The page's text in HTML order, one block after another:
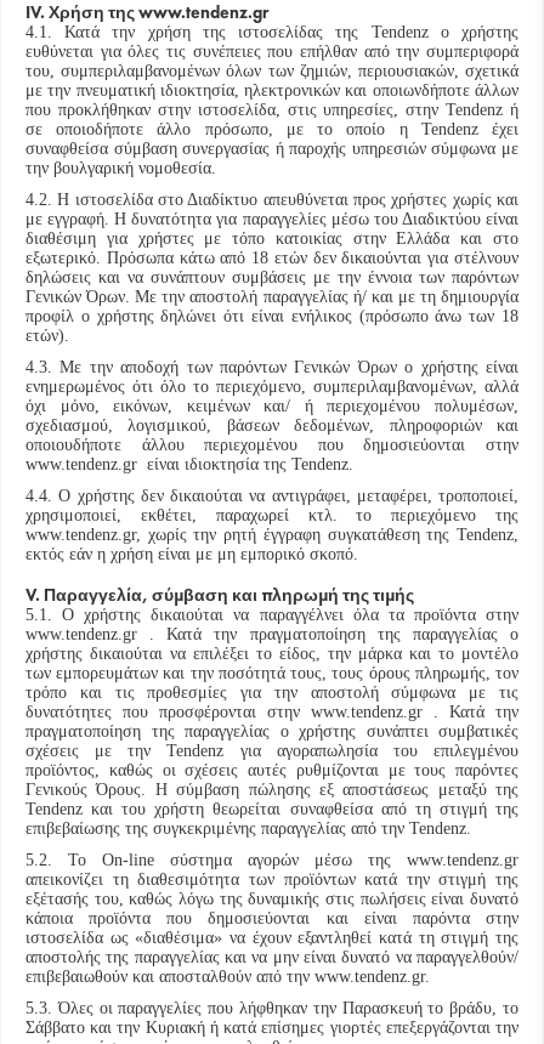
ІV. Χρήση της www.tendenz.gr
4.1. Κατά την χρήση της ιστοσελίδας της Tendenz ο χρήστης
ευθύνεται για όλες τις συνέπειες που επήλθαν από την συμπεριφορά
του, συμπεριλαμβανομένων όλων των ζημιών, περιουσιακών, σχετικά
με την πνευματική ιδιοκτησία, ηλεκτρονικών και οποιωνδήποτε άλλων
που προκλήθηκαν στην ιστοσελίδα, στις υπηρεσίες, στην Tendenz ή
σε οποιοδήποτε άλλο πρόσωπο, με το οποίο η Tendenz έχει
συναφθείσα σύμβαση συνεργασίας ή παροχής υπηρεσιών σύμφωνα με
την βουλγαρική νομοθεσία.
4.2. Η ιστοσελίδα στο Διαδίκτυο απευθύνεται προς χρήστες χωρίς και
με εγγραφή. Η δυνατότητα για παραγγελίες μέσω του Διαδικτύου είναι
διαθέσιμη για χρήστες με τόπο κατοικίας στην Ελλάδα και στο
εξωτερικό. Πρόσωπα κάτω από 18 ετών δεν δικαιούνται για στέλνουν
δηλώσεις και να συνάπτουν συμβάσεις με την έννοια των παρόντων
Γενικών Όρων. Με την αποστολή παραγγελίας ή/ και με τη δημιουργία
προφίλ ο χρήστης δηλώνει ότι είναι ενήλικος (πρόσωπο άνω των 18
ετών).
4.3. Με την αποδοχή των παρόντων Γενικών Όρων ο χρήστης είναι
ενημερωμένος ότι όλο το περιεχόμενο, συμπεριλαμβανομένων, αλλά
όχι μόνο, εικόνων, κειμένων και/ ή περιεχομένου πολυμέσων,
σχεδιασμού, λογισμικού, βάσεων δεδομένων, πληροφοριών και
οποιουδήποτε άλλου περιεχομένου που δημοσιεύονται στην
www.tendenz.gr είναι ιδιοκτησία της Tendenz.
4.4. Ο χρήστης δεν δικαιούται να αντιγράφει, μεταφέρει, τροποποιεί,
χρησιμοποιεί, εκθέτει, παραχωρεί κτλ. το περιεχόμενο της
www.tendenz.gr, χωρίς την ρητή έγγραφη συγκατάθεση της Tendenz,
εκτός εάν η χρήση είναι με μη εμπορικό σκοπό.
V. Παραγγελία, σύμβαση και πληρωμή της τιμής
5.1. Ο χρήστης δικαιούται να παραγγέλνει όλα τα προϊόντα στην
www.tendenz.gr . Κατά την πραγματοποίηση της παραγγελίας ο
χρήστης δικαιούται να επιλέξει το είδος, την μάρκα και το μοντέλο
των εμπορευμάτων και την ποσότητά τους, τους όρους πληρωμής, τον
τρόπο και τις προθεσμίες για την αποστολή σύμφωνα με τις
δυνατότητες που προσφέρονται στην www.tendenz.gr . Κατά την
πραγματοποίηση της παραγγελίας ο χρήστης συνάπτει συμβατικές
σχέσεις με την Tendenz για αγοραπωλησία του επιλεγμένου
προϊόντος, καθώς οι σχέσεις αυτές ρυθμίζονται με τους παρόντες
Γενικούς Όρους. Η σύμβαση πώλησης εξ αποστάσεως μεταξύ της
Tendenz και του χρήστη θεωρείται συναφθείσα από τη στιγμή της
επιβεβαίωσης της συγκεκριμένης παραγγελίας από την Tendenz.
5.2. Το Оn-line σύστημα αγορών μέσω της www.tendenz.gr
απεικονίζει τη διαθεσιμότητα των προϊόντων κατά την στιγμή της
εξέτασής του, καθώς λόγω της δυναμικής στις πωλήσεις είναι δυνατό
κάποια προϊόντα που δημοσιεύονται και είναι παρόντα στην
ιστοσελίδα ως «διαθέσιμα» να έχουν εξαντληθεί κατά τη στιγμή της
αποστολής της παραγγελίας και να μην είναι δυνατό να παραγγελθούν/
επιβεβαιωθούν και αποσταλθούν από την www.tendenz.gr.
5.3. Όλες οι παραγγελίες που λήφθηκαν την Παρασκευή το βράδυ, το
Σάββατο και την Κυριακή ή κατά επίσημες γιορτές επεξεργάζονται την